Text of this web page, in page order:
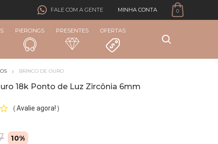
FALE COM A GENTE MINHA CONTA 0
PIERCINGS PRESENTES OFERTAS
BRINCO DE OURO
18k Ponto de Luz Zircônia 6mm
( Avalie agora! )
10%